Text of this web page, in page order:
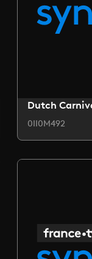
Dutch
0II0M492